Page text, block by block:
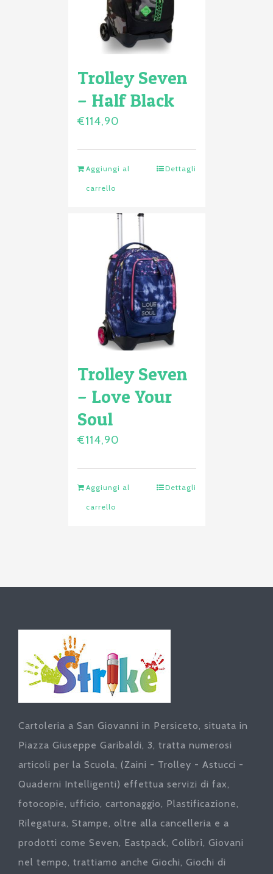
Trolley Seven
– Half Black
€114,90
Aggiungi al
carrello
Dettagli
Trolley Seven
– Love Your
Soul
€114,90
Aggiungi al
carrello
Dettagli
Cartoleria a San Giovanni in Persiceto, situata in
Piazza Giuseppe Garibaldi, 3, tratta numerosi
articoli per la Scuola, (Zaini - Trolley - Astucci -
Quaderni Intelligenti) effettua servizi di fax,
fotocopie, ufficio, cartonaggio, Plastificazione,
Rilegatura, Stampe, oltre alla cancelleria e a
prodotti come Seven, Eastpack, Colibrì, Giovani
nel tempo, trattiamo anche Giochi, Giochi di